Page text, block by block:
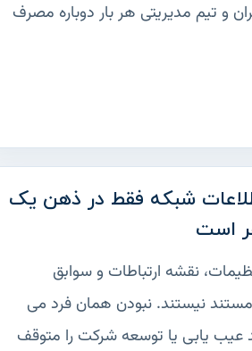
و تیم مدیریتی هر بار دوباره مصرف
شبکه فقط در ذهن یک
است
نقشه ارتباطات و سوابق
نیستند. نبودن همان فرد می
عیب یابی یا توسعه شرکت را متوقف